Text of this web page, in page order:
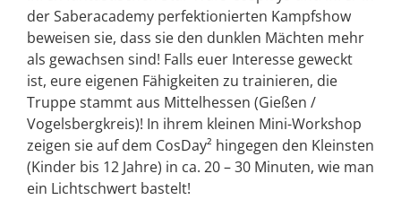
der Saberacademy perfektionierten Kampfshow
beweisen sie, dass sie den dunklen Mächten mehr
als gewachsen sind! Falls euer Interesse geweckt
ist, eure eigenen Fähigkeiten zu trainieren, die
Truppe stammt aus Mittelhessen (Gießen /
Vogelsbergkreis)! In ihrem kleinen Mini-Workshop
zeigen sie auf dem CosDay² hingegen den Kleinsten
(Kinder bis 12 Jahre) in ca. 20 – 30 Minuten, wie man
ein Lichtschwert bastelt!